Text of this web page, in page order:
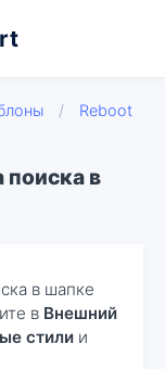
/
Reboot
в
в шапке
в Внешний
стили и